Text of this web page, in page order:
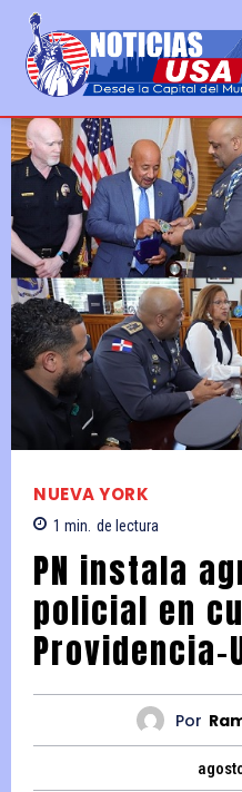
NUEVA YORK
1 min. de lectura
PN instala
policial en
Providencia-
Por